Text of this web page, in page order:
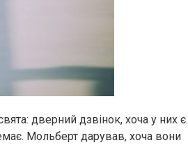
дверний дзвінок, хоча у них є.
Мольберт дарував, хоча вони